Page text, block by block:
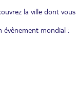
la ville dont vous
évènement mondial :